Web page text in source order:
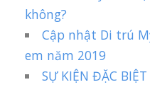
không?
Cập nhật Di trú
em năm 2019
SỰ KIỆN ĐẶC